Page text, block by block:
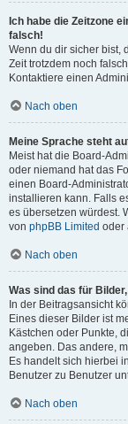
Ich habe die Zeitzone
falsch!
Wenn du dir sicher bist,
Zeit trotzdem noch
Kontaktiere einen
Nach oben
Meine Sprache steht
Meist hat die Board-
oder niemand hat das
einen Board-
installieren kann. Falls
es übersetzen würdest.
von phpBB Limited oder
Nach oben
Was sind das für
In der Beitragsansicht
Eines dieser Bilder ist
Kästchen oder Punkte,
angeben. Das andere,
Es handelt sich hierbei
Benutzer zu Benutzer
Nach oben